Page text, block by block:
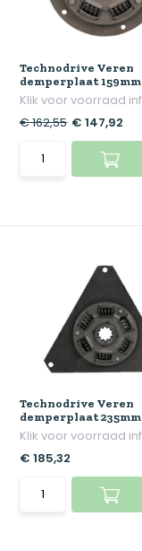
Technodrive Veren
demperplaat 159mm
Klik voor voorraad
€ 162,55 € 147,92
Technodrive Veren
demperplaat 235mm
Klik voor voorraad
€ 185,32